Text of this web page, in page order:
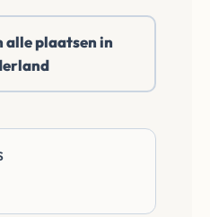
Wij
van
alle plaatsen in